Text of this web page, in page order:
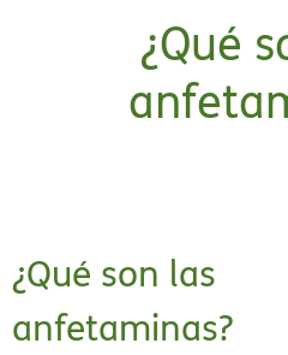
¿Qué
¿Qué son las
anfetaminas?